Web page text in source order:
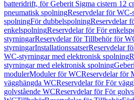
batteridrift, för Geberit Sigma cistern 12
pneumatisk spolningReservdelar för WC-
spolningFör dubbelspolningReservdelar
enkelspolningReservdelar för För
styrningarReservdelar för Tillbehör för
styrningarInstallationssatserReservdelar
WC-styrningar med elektronisk spolning
styrningar med elektronisk spolning
modulerModuler för WCReservdelar för
vägghängda WCReservdelar för För
golvstående WCReservdelar för För